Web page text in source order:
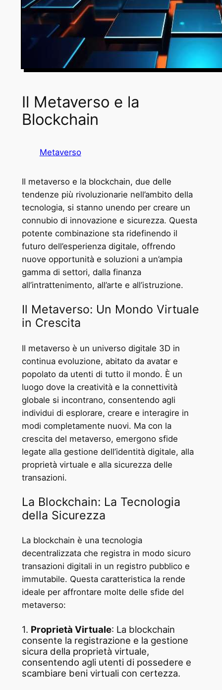
Il Metaverso e la
Blockchain
Metaverso
Il metaverso e la blockchain, due delle
tendenze più rivoluzionarie nell’ambito della
tecnologia, si stanno unendo per creare un
connubio di innovazione e sicurezza. Questa
potente combinazione sta ridefinendo il
futuro dell’esperienza digitale, offrendo
nuove opportunità e soluzioni a un’ampia
gamma di settori, dalla finanza
all’intrattenimento, all’arte e all’istruzione.
Il Metaverso: Un Mondo Virtuale
in Crescita
Il metaverso è un universo digitale 3D in
continua evoluzione, abitato da avatar e
popolato da utenti di tutto il mondo. È un
luogo dove la creatività e la connettività
globale si incontrano, consentendo agli
individui di esplorare, creare e interagire in
modi completamente nuovi. Ma con la
crescita del metaverso, emergono sfide
legate alla gestione dell’identità digitale, alla
proprietà virtuale e alla sicurezza delle
transazioni.
La Blockchain: La Tecnologia
della Sicurezza
La blockchain è una tecnologia
decentralizzata che registra in modo sicuro
transazioni digitali in un registro pubblico e
immutabile. Questa caratteristica la rende
ideale per affrontare molte delle sfide del
metaverso:
1. Proprietà Virtuale: La blockchain
consente la registrazione e la gestione
sicura della proprietà virtuale,
consentendo agli utenti di possedere e
scambiare beni virtuali con certezza.